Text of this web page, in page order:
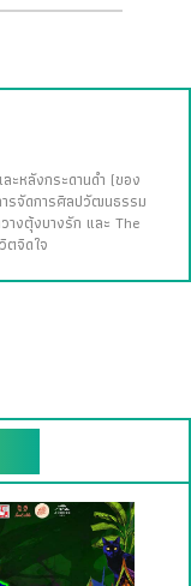
ะหลังกระดานดำ (ของ
รจัดการศิลปวัฒนธรรม
างตุ้งบางรัก และ The
ตจิดใจ